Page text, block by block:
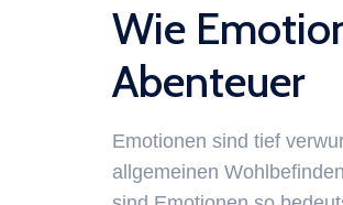
Wie
Abenteuer
Emotionen sind tief
allgemeinen